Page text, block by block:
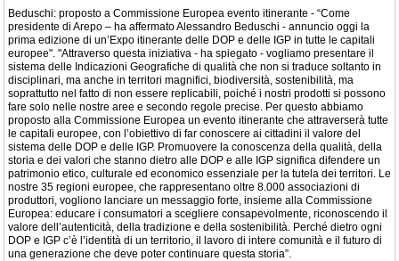
Beduschi: proposto a Commissione Europea evento itinerante - “Come
presidente di Arepo – ha affermato Alessandro Beduschi - annuncio oggi la
prima edizione di un’Expo itinerante delle DOP e delle IGP in tutte le capitali
europee". "Attraverso questa iniziativa - ha spiegato - vogliamo presentare il
sistema delle Indicazioni Geografiche di qualità che non si traduce soltanto in
disciplinari, ma anche in territori magnifici, biodiversità, sostenibilità, ma
soprattutto nel fatto di non essere replicabili, poiché i nostri prodotti si possono
fare solo nelle nostre aree e secondo regole precise. Per questo abbiamo
proposto alla Commissione Europea un evento itinerante che attraverserà tutte
le capitali europee, con l’obiettivo di far conoscere ai cittadini il valore del
sistema delle DOP e delle IGP. Promuovere la conoscenza della qualità, della
storia e dei valori che stanno dietro alle DOP e alle IGP significa difendere un
patrimonio etico, culturale ed economico essenziale per la tutela dei territori. Le
nostre 35 regioni europee, che rappresentano oltre 8.000 associazioni di
produttori, vogliono lanciare un messaggio forte, insieme alla Commissione
Europea: educare i consumatori a scegliere consapevolmente, riconoscendo il
valore dell’autenticità, della tradizione e della sostenibilità. Perché dietro ogni
DOP e IGP c’è l’identità di un territorio, il lavoro di intere comunità e il futuro di
una generazione che deve poter continuare questa storia”.